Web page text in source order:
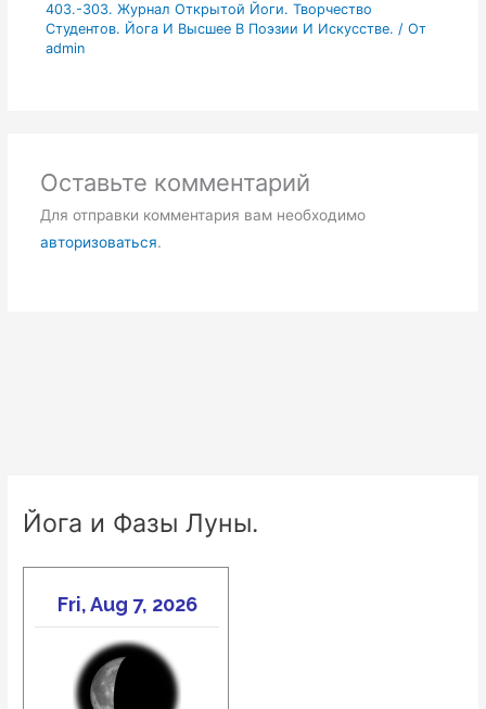
403.-303. Журнал Открытой Йоги. Творчество
Студентов. Йога И Высшее В Поэзии И Искусстве. / От
admin
Оставьте комментарий
Для отправки комментария вам необходимо
авторизоваться.
Йога и Фазы Луны.